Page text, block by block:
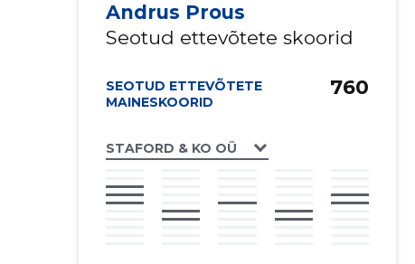
Andrus Prous
Seotud ettevõtete skoorid
SEOTUD ETTEVÕTETE
MAINESKOORID
STAFORD & KO OÜ
760